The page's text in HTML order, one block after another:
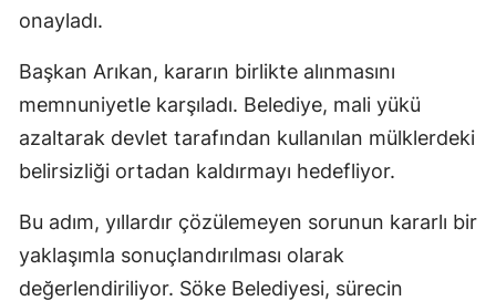
onayladı.
Başkan Arıkan, kararın birlikte alınmasını
memnuniyetle karşıladı. Belediye, mali yükü
azaltarak devlet tarafından kullanılan mülklerdeki
belirsizliği ortadan kaldırmayı hedefliyor.
Bu adım, yıllardır çözülemeyen sorunun kararlı bir
yaklaşımla sonuçlandırılması olarak
değerlendiriliyor. Söke Belediyesi, sürecin